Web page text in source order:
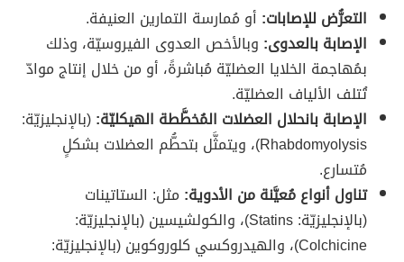
التعرُّض للإصابات: أو مُمارسة التمارين العنيفة.
الإصابة بالعدوى: وبالأخص العدوى الفيروسيّة، وذلك
بمُهاجمة الخلايا العضليّة مُباشرةً، أو من خلال إنتاج موادّ
تُتلف الألياف العضليّة.
الإصابة بانحلال العضلات المُخطَّطة الهيكليّة:(بالإنجليزيّة:
Rhabdomyolysis)، ويتمثَّل بتحطُّم العضلات بشكلٍ
مُتسارع.
تناول أنواع مُعيَّنة من الأدوية: مثل: الستاتينات
(بالإنجليزيّة: Statins)، والكولشيسين (بالإنجليزيّة:
Colchicine)، والهيدروكسي كلوروكوين (بالإنجليزيّة: